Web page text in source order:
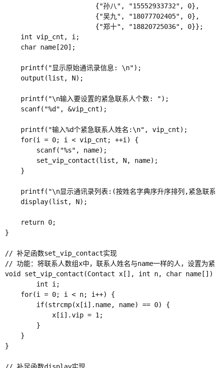
                       {"孙八", "15552933732", 0},
                       {"吴九", "18077702405", 0},
                       {"郑十", "18820725036", 0}};
    int vip_cnt, i;
    char name[20];
    printf("显示原始通讯录信息: \n");
    output(list, N);
    printf("\n输入要设置的紧急联系人个数: ");
    scanf("%d", &vip_cnt);
    printf("输入%d个紧急联系人姓名:\n", vip_cnt);
    for(i = 0; i < vip_cnt; ++i) {
        scanf("%s", name);
        set_vip_contact(list, N, name);
    }
printf("\n显示通讯录列表:(按姓名字典序升序排列,紧急联系
    display(list, N);
    return 0;
}
// 补足函数set_vip_contact实现
// 功能：将联系人数组x中，联系人姓名与name一样的人，设置为紧
void set_vip_contact(Contact x[], int n, char name[])
        int i;
    for(i = 0; i < n; i++) {
        if(strcmp(x[i].name, name) == 0) {
            x[i].vip = 1;
        }
    }
}